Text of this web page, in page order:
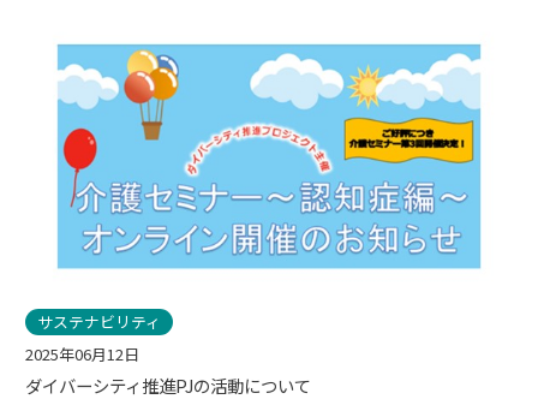
サステナビリティ
2025年06月12日
ダイバーシティ推進PJの活動について